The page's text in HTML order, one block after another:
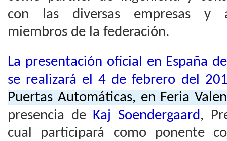
con las diversas empresas y
miembros de la federación.
La presentación oficial en España
se realizará el 4 de febrero del
Puertas Automáticas, en Feria
presencia de Kaj Soendergaard,
cual participará como ponente